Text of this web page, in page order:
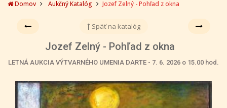
Domov Aukčný Katalóg Jozef Zelný - Pohľad z okna
Späť na katalóg
Jozef Zelný - Pohľad z okna
LETNÁ AUKCIA VÝTVARNÉHO UMENIA DARTE - 7. 6. 2026 o 15.00 hod.